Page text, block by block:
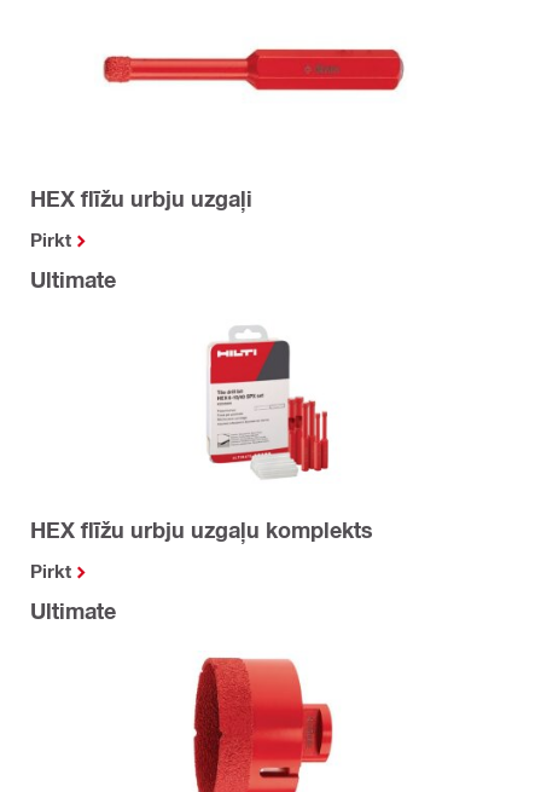
HEX flīžu urbju uzgaļi
Pirkt
Ultimate
HEX flīžu urbju uzgaļu komplekts
Pirkt
Ultimate